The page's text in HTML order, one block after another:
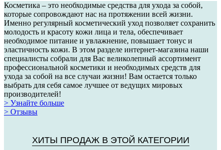
Косметика – это необходимые средства для ухода за собой,
которые сопровождают нас на протяжении всей жизни.
Именно регулярный косметический уход позволяет сохранить
молодость и красоту кожи лица и тела, обеспечивает
необходимое питание и увлажнение, повышает тонус и
эластичность кожи. В этом разделе интернет-магазина наши
специалисты собрали для Вас великолепный ассортимент
профессиональной косметики и необходимых средств для
ухода за собой на все случаи жизни! Вам остается только
выбрать для себя самое лучшее от ведущих мировых
производителей!
> Узнайте больше
> Отзывы
ХИТЫ ПРОДАЖ В ЭТОЙ КАТЕГОРИИ